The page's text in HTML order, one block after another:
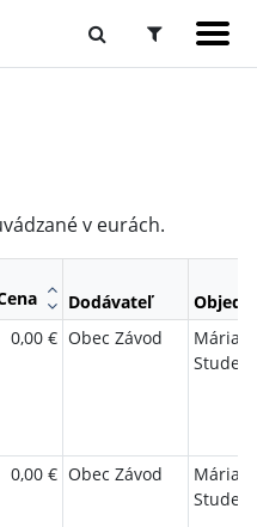
v eurách.
Dodávateľ
0,00 € Obec Závod
Mária
0,00 € Obec Závod
Mária